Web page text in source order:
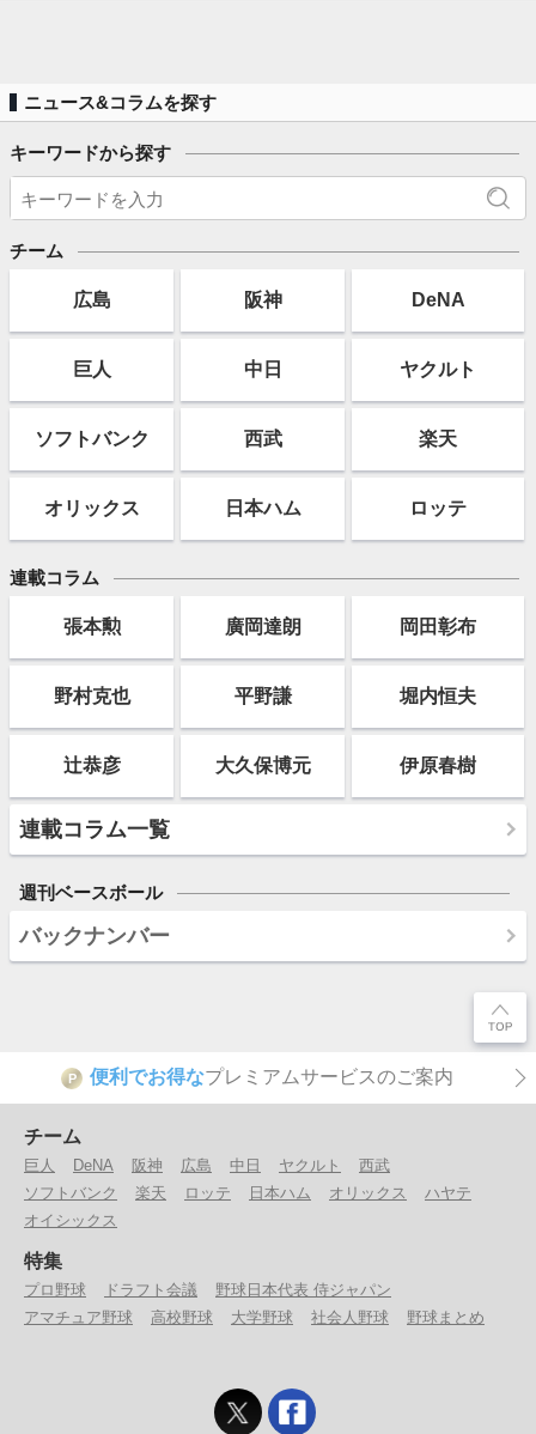
ニュース&コラムを探す
キーワードから探す
チーム
広島 阪神 DeNA
巨人 中日 ヤクルト
ソフトバンク 西武 楽天
オリックス 日本ハム ロッテ
連載コラム
張本勲 廣岡達朗 岡田彰布
野村克也 平野謙 堀内恒夫
辻恭彦 大久保博元 伊原春樹
連載コラム一覧
週刊ベースボール
バックナンバー
P 便利でお得なプレミアムサービスのご案内
チーム
巨人 DeNA 阪神 広島 中日 ヤクルト
西武
ソフトバンク
楽天 ロッテ 日本ハム オリックス
ハヤテ
オイシックス
特集
プロ野球 ドラフト会議
野球日本代表 侍ジャパン
アマチュア野球
高校野球 大学野球 社会人野球 野球まとめ